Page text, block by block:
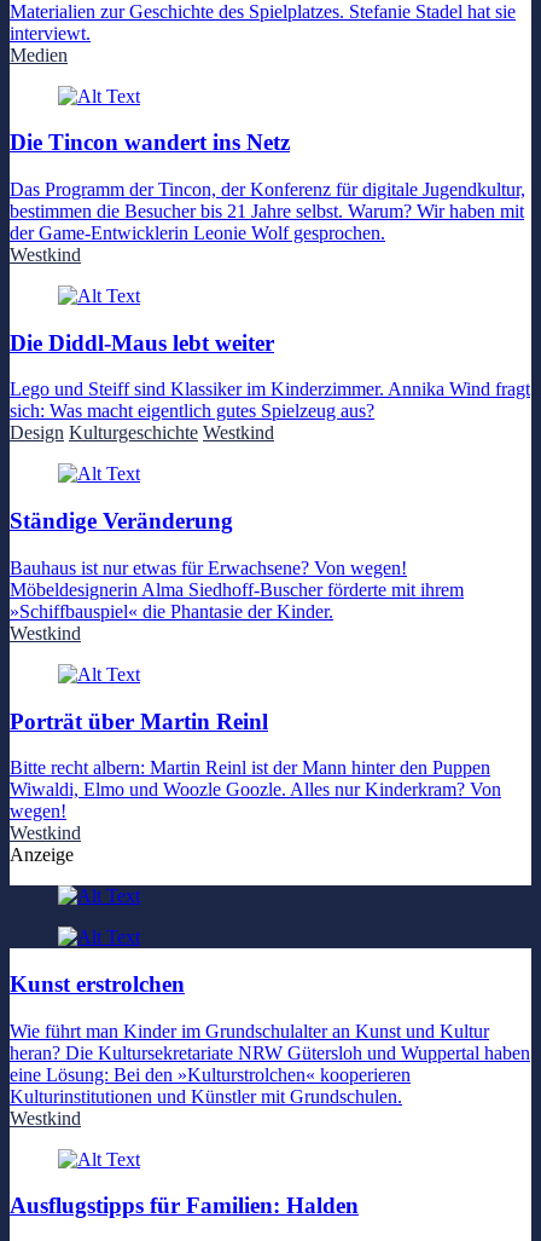
Materialien zur Geschichte des Spielplatzes. Stefanie Stadel hat sie
interviewt.
Medien
Die Tincon wandert ins Netz
Das Programm der Tincon, der Konferenz für digitale Jugendkultur,
bestimmen die Besucher bis 21 Jahre selbst. Warum? Wir haben mit
der Game-Entwicklerin Leonie Wolf gesprochen.
Westkind
Die Diddl-Maus lebt weiter
Lego und Steiff sind Klassiker im Kinderzimmer. Annika Wind fragt
sich: Was macht eigentlich gutes Spielzeug aus?
Design Kulturgeschichte Westkind
Ständige Veränderung
Bauhaus ist nur etwas für Erwachsene? Von wegen!
Möbeldesignerin Alma Siedhoff-Buscher förderte mit ihrem
»Schiffbauspiel« die Phantasie der Kinder.
Westkind
Porträt über Martin Reinl
Bitte recht albern: Martin Reinl ist der Mann hinter den Puppen
Wiwaldi, Elmo und Woozle Goozle. Alles nur Kinderkram? Von
wegen!
Westkind
Anzeige
Kunst erstrolchen
Wie führt man Kinder im Grundschulalter an Kunst und Kultur
heran? Die Kultursekretariate NRW Gütersloh und Wuppertal haben
eine Lösung: Bei den »Kulturstrolchen« kooperieren
Kulturinstitutionen und Künstler mit Grundschulen.
Westkind
Ausflugstipps für Familien: Halden